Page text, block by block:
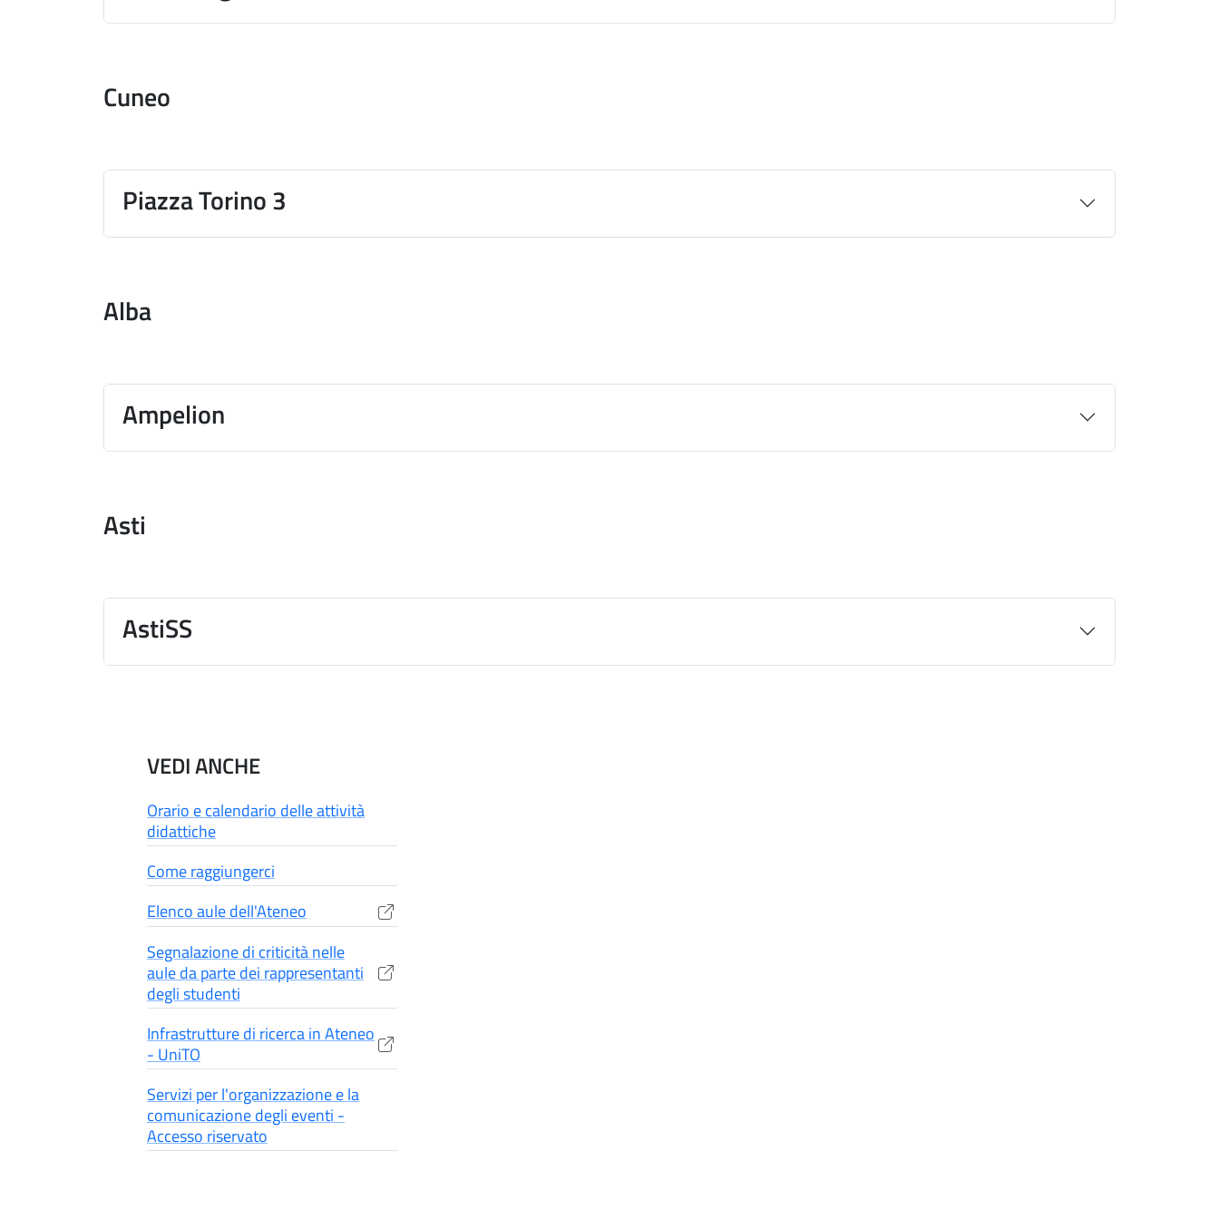
Cuneo
Piazza Torino 3
Alba
Ampelion
Asti
AstiSS
VEDI ANCHE
Orario e calendario delle attività
didattiche
Come raggiungerci
Elenco aule dell'Ateneo
(apre una nuova finestra)
Segnalazione di criticità nelle
aule da parte dei rappresentanti
degli studenti
(apre una nuova finestra)
Infrastrutture di ricerca in Ateneo
- UniTO
(apre una nuova finestra)
Servizi per l'organizzazione e la
comunicazione degli eventi -
Accesso riservato